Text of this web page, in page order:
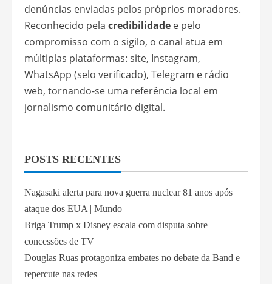
denúncias enviadas pelos próprios moradores.
Reconhecido pela credibilidade e pelo
compromisso com o sigilo, o canal atua em
múltiplas plataformas: site, Instagram,
WhatsApp (selo verificado), Telegram e rádio
web, tornando-se uma referência local em
jornalismo comunitário digital.
POSTS RECENTES
Nagasaki alerta para nova guerra nuclear 81 anos após
ataque dos EUA | Mundo
Briga Trump x Disney escala com disputa sobre
concessões de TV
Douglas Ruas protagoniza embates no debate da Band e
repercute nas redes